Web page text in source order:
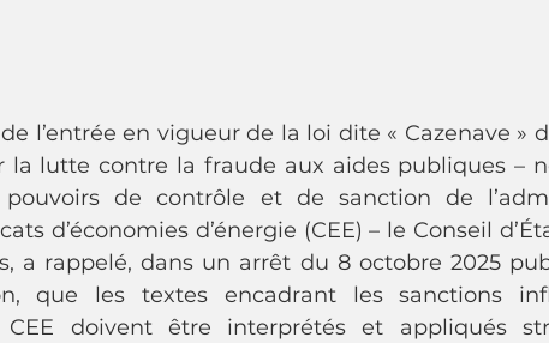
l’entrée en vigueur de la loi dite « Cazenave »
la lutte contre la fraude aux aides publiques –
de contrôle et de sanction de
d’économies d’énergie (CEE) – le Conseil
a rappelé, dans un arrêt du 8 octobre 2025
que les textes encadrant les sanctions
CEE doivent être interprétés et appliqués